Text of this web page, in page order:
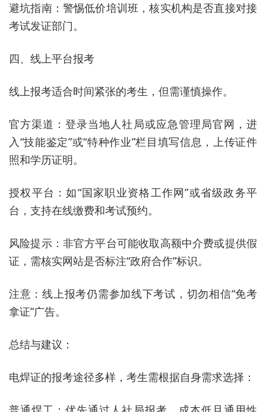
避坑指南：警惕低价培训班，核实机构是否直接对接
考试发证部门。
四、线上平台报考
线上报考适合时间紧张的考生，但需谨慎操作。
官方渠道：登录当地人社局或应急管理局官网，进
入“技能鉴定”或“特种作业”栏目填写信息，上传证件
照和学历证明。
授权平台：如“国家职业资格工作网”或省级政务平
台，支持在线缴费和考试预约。
风险提示：非官方平台可能收取高额中介费或提供假
证，需核实网站是否标注“政府合作”标识。
注意：线上报考仍需参加线下考试，切勿相信“免考
拿证”广告。
总结与建议：
电焊证的报考途径多样，考生需根据自身需求选择：